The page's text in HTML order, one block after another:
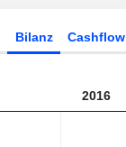
Bilanz Cashflow
2016